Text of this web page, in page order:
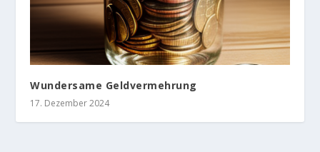
Wundersame Geldvermehrung
17. Dezember 2024